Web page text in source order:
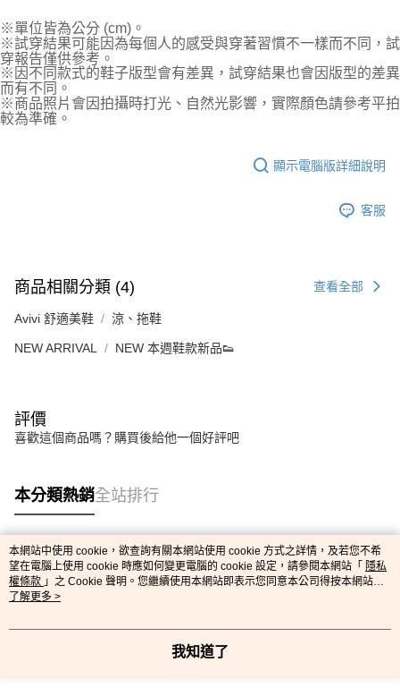
※單位皆為公分 (cm)。
※試穿結果可能因為每個人的感受與穿著習慣不一樣而不同，試
穿報告僅供參考。
※因不同款式的鞋子版型會有差異，試穿結果也會因版型的差異
而有不同。
※商品照片會因拍攝時打光、自然光影響，實際顏色請參考平拍
較為準確。
顯示電腦版詳細說明
客服
商品相關分類 (4) 查看全部
Avivi 舒適美鞋 涼、拖鞋
NEW ARRIVAL NEW 本週鞋款新品👟
評價
喜歡這個商品嗎？購買後給他一個好評吧
本分類熱銷全站排行
熱門標籤
本網站中使用 cookie，欲查詢有關本網站使用 cookie 方式之詳情，及若您不希
望在電腦上使用 cookie 時應如何變更電腦的 cookie 設定，請參閱本網站「 隱私
權條款 」之 Cookie 聲明。您繼續使用本網站即表示您同意本公司得按本網站使
用條款之 Cookie 聲明使用 cookie。
了解更多 >
我知道了